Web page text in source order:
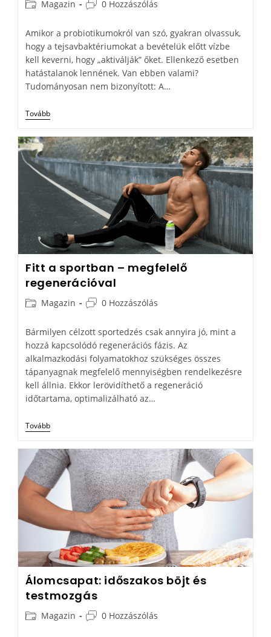
Magazin 0 Hozzászólás
Amikor a probiotikumokról van szó, gyakran olvassuk,
hogy a tejsavbaktériumokat a bevételük előtt vízbe
kell keverni, hogy „aktiválják” őket. Ellenkező esetben
hatástalanok lennének. Van ebben valami?
Tudományosan nem bizonyított: A…
Tovább
Fitt a sportban – megfelelő
regenerációval
Magazin 0 Hozzászólás
Bármilyen célzott sportedzés csak annyira jó, mint a
hozzá kapcsolódó regenerációs fázis. Az
alkalmazkodási folyamatokhoz szükséges összes
tápanyagnak megfelelő mennyiségben rendelkezésre
kell állnia. Ekkor lerövidíthető a regeneráció
időtartama, optimalizálható az…
Tovább
Álomcsapat: időszakos böjt és
testmozgás
Magazin 0 Hozzászólás